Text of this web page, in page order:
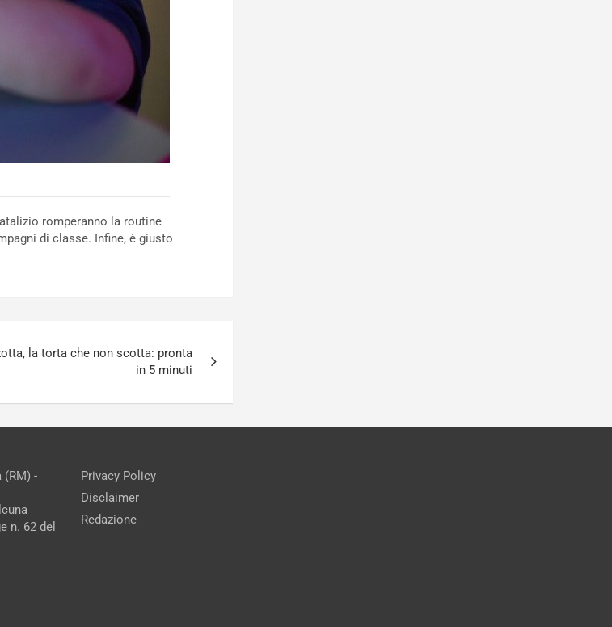
romperanno la routine
di classe. Infine, è giusto
la torta che non scotta: pronta
in 5 minuti
(RM) -
n. 62 del
Privacy Policy
Disclaimer
Redazione